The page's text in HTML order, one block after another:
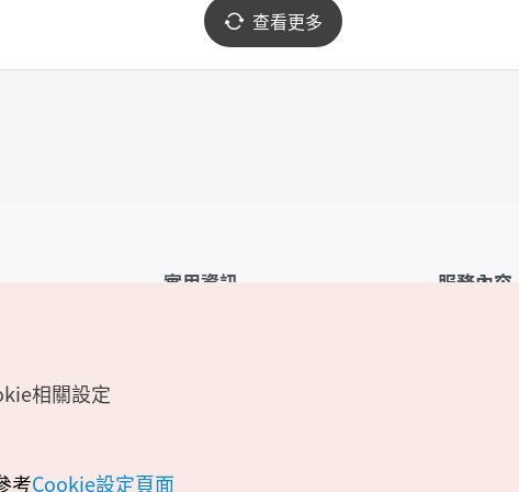
查看更多
實用資訊 服務內容
相關設定
考Cookie設定頁面